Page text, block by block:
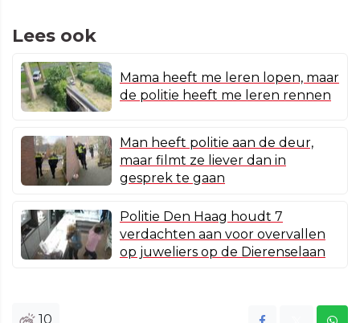
Lees ook
Mama heeft me leren lopen, maar
de politie heeft me leren rennen
Man heeft politie aan de deur,
maar filmt ze liever dan in
gesprek te gaan
Politie Den Haag houdt 7
verdachten aan voor overvallen
op juweliers op de Dierenselaan
10